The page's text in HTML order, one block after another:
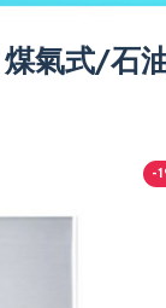
煤氣式/石
-